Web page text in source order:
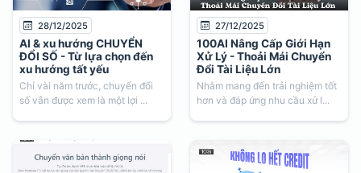
28/12/2025
AI & xu hướng CHUYỂN
ĐỔI SỐ - Từ lựa chọn đến
xu hướng tất yếu
Chỉ vài năm trước, chuyển đổi
số vẫn được xem là một lợi ...
27/12/2025
100AI Nâng Cấp Giới Hạn
Xử Lý - Thoải Mái Chuyển
Đổi Tài Liệu Lớn
Nhằm mang đến trải nghiệm tốt
hơn và đáp ứng nhu cầu xử l...